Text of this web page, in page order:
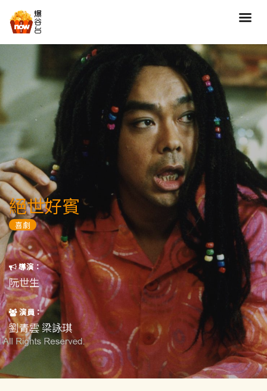
全部類型
劇情
喜劇
動作
愛情
歷險
驚慄
恐怖
科幻
奇幻
動畫
家庭
寫實紀錄
歌舞
成人
運動
特別/特輯
短片
一般
其他
絕世好賓
喜劇
導演：
阮世生
演員：
劉青雲 梁詠琪